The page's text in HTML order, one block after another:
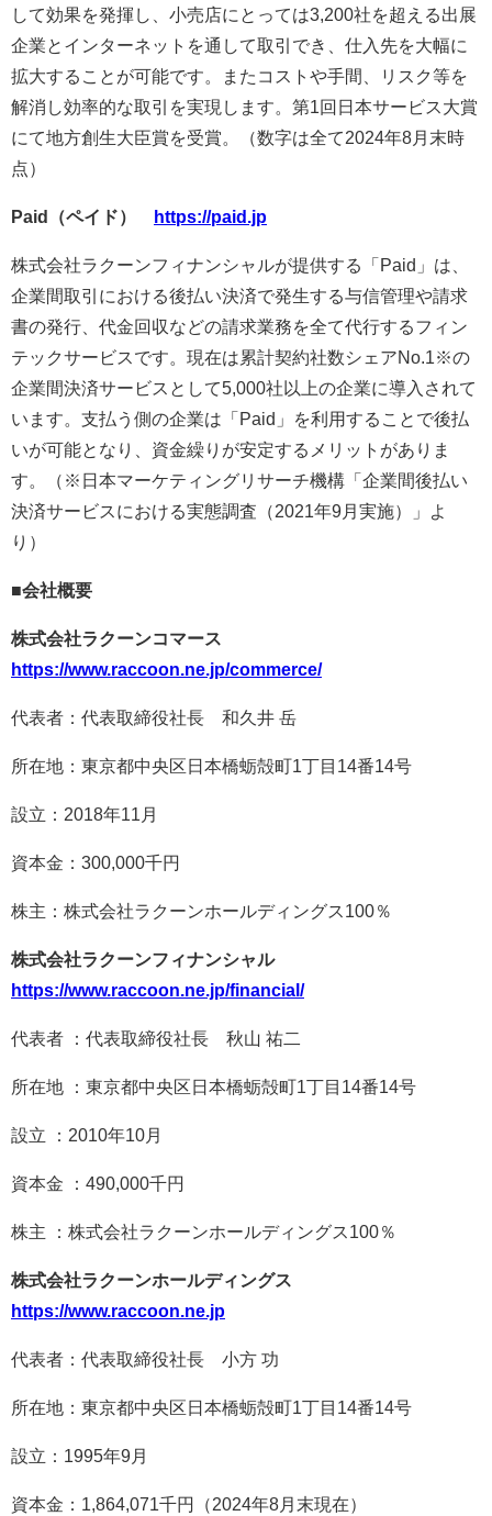
して効果を発揮し、小売店にとっては3,200社を超える出展
企業とインターネットを通して取引でき、仕入先を大幅に
拡大することが可能です。またコストや手間、リスク等を
解消し効率的な取引を実現します。第1回日本サービス大賞
にて地方創生大臣賞を受賞。（数字は全て2024年8月末時
点）
Paid（ペイド） https://paid.jp
株式会社ラクーンフィナンシャルが提供する「Paid」は、
企業間取引における後払い決済で発生する与信管理や請求
書の発行、代金回収などの請求業務を全て代行するフィン
テックサービスです。現在は累計契約社数シェアNo.1※の
企業間決済サービスとして5,000社以上の企業に導入されて
います。支払う側の企業は「Paid」を利用することで後払
いが可能となり、資金繰りが安定するメリットがありま
す。（※日本マーケティングリサーチ機構「企業間後払い
決済サービスにおける実態調査（2021年9月実施）」よ
り）
■会社概要
株式会社ラクーンコマース
https://www.raccoon.ne.jp/commerce/
代表者：代表取締役社長 和久井 岳
所在地：東京都中央区日本橋蛎殻町1丁目14番14号
設立：2018年11月
資本金：300,000千円
株主：株式会社ラクーンホールディングス100％
株式会社ラクーンフィナンシャル
https://www.raccoon.ne.jp/financial/
代表者 ：代表取締役社長 秋山 祐二
所在地 ：東京都中央区日本橋蛎殻町1丁目14番14号
設立 ：2010年10月
資本金 ：490,000千円
株主 ：株式会社ラクーンホールディングス100％
株式会社ラクーンホールディングス
https://www.raccoon.ne.jp
代表者：代表取締役社長 小方 功
所在地：東京都中央区日本橋蛎殻町1丁目14番14号
設立：1995年9月
資本金：1,864,071千円（2024年8月末現在）